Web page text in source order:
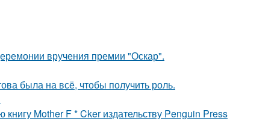
вручения премии "Оскар".
была на всё, чтобы получить роль.
Mother F * Cker издательству Penguin Press